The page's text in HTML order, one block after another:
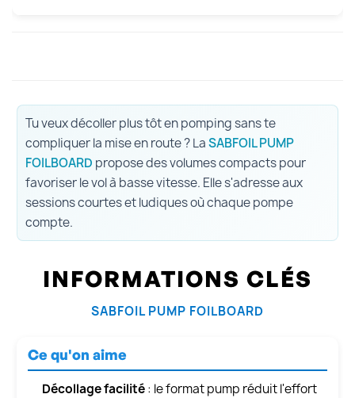
Tu veux décoller plus tôt en pomping sans te
compliquer la mise en route ? LaSABFOIL PUMP
FOILBOARD propose des volumes compacts pour
favoriser le vol à basse vitesse. Elle s'adresse aux
sessions courtes et ludiques où chaque pompe
compte.
INFORMATIONS CLÉS
SABFOIL PUMP FOILBOARD
Ce qu'on aime
Décollage facilité: le format pump réduit l'effort